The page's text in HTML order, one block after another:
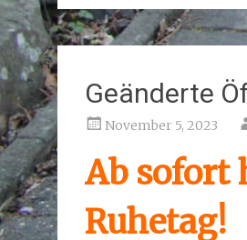
Geänderte
November 5, 2023
Ab sofort
Ruhetag!